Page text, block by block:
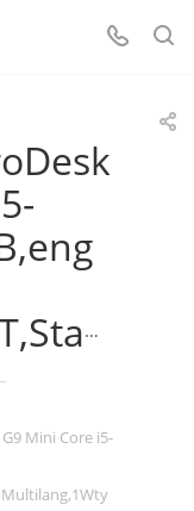
kbd,mouse,WiFi,BT,Stand,HDMI,DP,Win11ProMultilang,1Wty
Mini Core i5-